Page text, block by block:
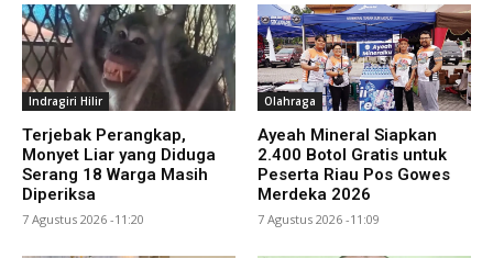
Indragiri Hilir
Terjebak Perangkap,
Monyet Liar yang Diduga
Serang 18 Warga Masih
Diperiksa
7 Agustus 2026 -11:20
Olahraga
Ayeah Mineral Siapkan
2.400 Botol Gratis untuk
Peserta Riau Pos Gowes
Merdeka 2026
7 Agustus 2026 -11:09